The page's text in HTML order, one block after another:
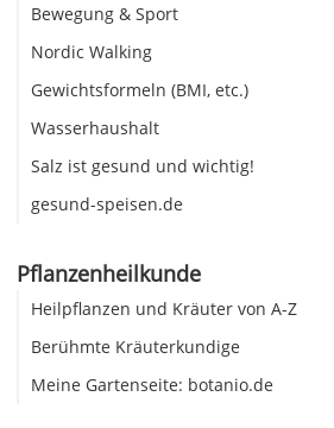
Bewegung & Sport
Nordic Walking
Gewichtsformeln (BMI, etc.)
Wasserhaushalt
Salz ist gesund und wichtig!
gesund-speisen.de
Pflanzenheilkunde
Heilpflanzen und Kräuter von A-Z
Berühmte Kräuterkundige
Meine Gartenseite: botanio.de